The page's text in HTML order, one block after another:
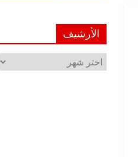
الأرشيف
الأرشيف